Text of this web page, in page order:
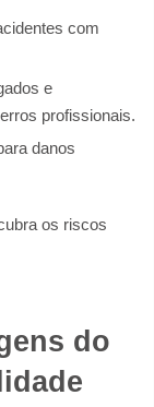
com
e
profissionais.
danos
os riscos
do